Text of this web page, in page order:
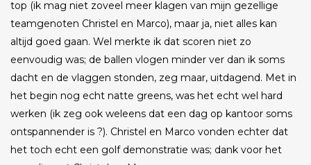
top (ik mag niet zoveel meer klagen van mijn gezellige
teamgenoten Christel en Marco), maar ja, niet alles kan
altijd goed gaan. Wel merkte ik dat scoren niet zo
eenvoudig was; de ballen vlogen minder ver dan ik soms
dacht en de vlaggen stonden, zeg maar, uitdagend. Met in
het begin nog echt natte greens, was het echt wel hard
werken (ik zeg ook weleens dat een dag op kantoor soms
ontspannender is ?). Christel en Marco vonden echter dat
het toch echt een golf demonstratie was; dank voor het